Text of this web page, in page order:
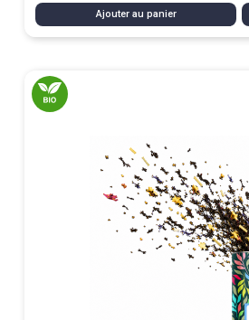
Ajouter au panier